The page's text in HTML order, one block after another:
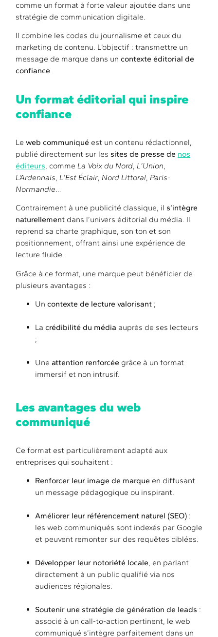
comme un format à forte valeur ajoutée dans une
stratégie de communication digitale.
Il combine les codes du journalisme et ceux du
marketing de contenu. L’objectif : transmettre un
message de marque dans un contexte éditorial de
confiance.
Un format éditorial qui inspire
confiance
Le web communiqué est un contenu rédactionnel,
publié directement sur les sites de presse de nos
éditeurs , comme La Voix du Nord L’Union
L’Ardennais L’Est Éclair Nord Littoral Paris-
Normandie
Contrairement à une publicité classique, il s’intègre
naturellement dans l’univers éditorial du média. Il
reprend sa charte graphique, son ton et son
positionnement, offrant ainsi une expérience de
lecture fluide.
Grâce à ce format, une marque peut bénéficier de
plusieurs avantages :
Un contexte de lecture valorisant ;
La crédibilité du média auprès de ses lecteurs
;
Une attention renforcée grâce à un format
immersif et non intrusif.
Les avantages du web
communiqué
Ce format est particulièrement adapté aux
entreprises qui souhaitent :
Renforcer leur image de marque en diffusant
un message pédagogique ou inspirant.
Améliorer leur référencement naturel (SEO) :
les web communiqués sont indexés par Google
et peuvent remonter sur des requêtes ciblées.
Développer leur notoriété locale, en parlant
directement à un public qualifié via nos
audiences régionales.
Soutenir une stratégie de génération de leads :
associé à un call-to-action pertinent, le web
communiqué s’intègre parfaitement dans un